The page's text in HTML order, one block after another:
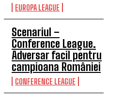
EUROPA LEAGUE
Scenariul –
Conference League.
Adversar facil pentru
campioana României
CONFERENCE LEAGUE